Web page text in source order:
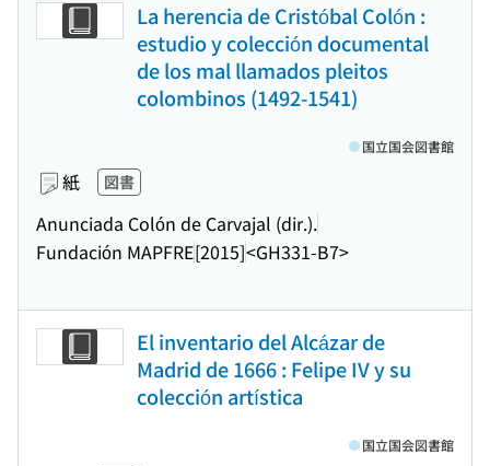
La herencia de Cristóbal Colón :
estudio y colección documental
de los mal llamados pleitos
colombinos (1492-1541)
紙 図書
Anunciada Colón de Carvajal (dir.).
Fundación MAPFRE[2015]<GH331-B7>
国立国会図書館
El inventario del Alcázar de
Madrid de 1666 : Felipe IV y su
colección artística
国立国会図書館